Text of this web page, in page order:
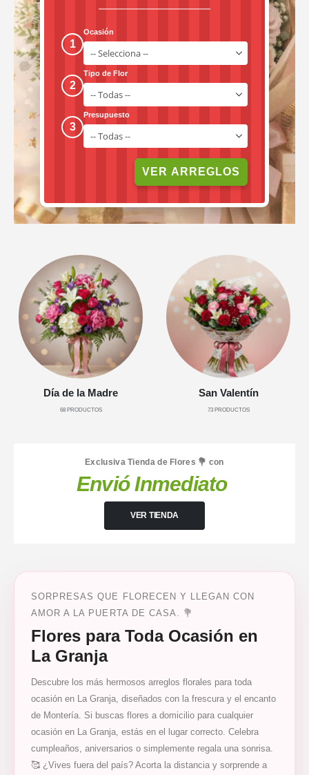
1
Ocasión
2
Tipo de Flor
3
Presupuesto
VER ARREGLOS
Día de la Madre
68PRODUCTOS
San Valentín
73PRODUCTOS
Exclusiva Tienda de Flores 💐 con
Envió Inmediato
VER TIENDA
SORPRESAS QUE FLORECEN Y LLEGAN CON
AMOR A LA PUERTA DE CASA. 💐
Flores para Toda Ocasión en
La Granja
Descubre los más hermosos arreglos florales para toda
ocasión en La Granja, diseñados con la frescura y el encanto
de Montería. Si buscas flores a domicilio para cualquier
ocasión en La Granja, estás en el lugar correcto. Celebra
cumpleaños, aniversarios o simplemente regala una sonrisa.
🥰 ¿Vives fuera del país? Acorta la distancia y sorprende a